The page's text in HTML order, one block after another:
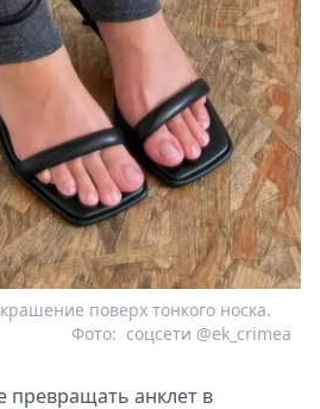
поверх тонкого носка.
соцсети @ek_crimea
Фото:
превращать анклет в